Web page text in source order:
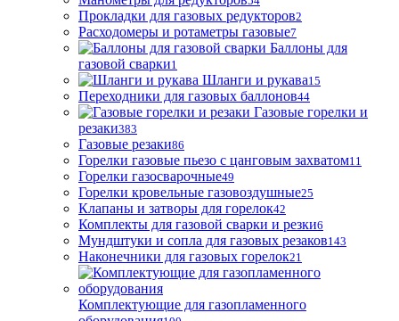
Прокладки для газовых редукторов2
Расходомеры и ротаметры газовые7
Баллоны для
газовой сварки1
Шланги и рукава15
Переходники для газовых баллонов44
Газовые горелки и
резаки383
Газовые резаки86
Горелки газовые пьезо с цанговым захватом11
Горелки газосварочные49
Горелки кровельные газовоздушные25
Клапаны и затворы для горелок42
Комплекты для газовой сварки и резки6
Мундштуки и сопла для газовых резаков143
Наконечники для газовых горелок21
Комплектующие для газопламенного